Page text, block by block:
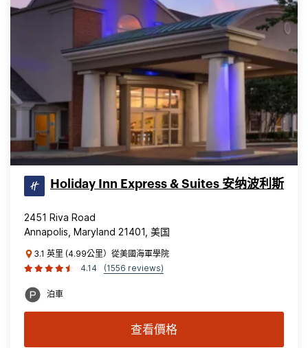
Holiday Inn Express & Suites 安纳波利斯
2451 Riva Road
Annapolis, Maryland 21401, 美国
3.1 英里 (4.99公里）從美國海軍學院
4.14
(1556 reviews)
泊車
查看價格